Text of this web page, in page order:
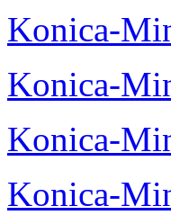
Konica-
Konica-
Konica-
Konica-